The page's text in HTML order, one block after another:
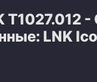
LNK